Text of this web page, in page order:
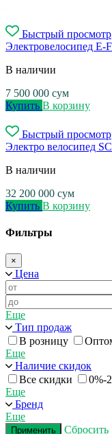
Быстрый просмотр
Электровелосипед E-
В наличии
7 500 000 сум
Купить В корзину
Быстрый просмотр
Электро велосипед
В наличии
32 200 000 сум
Купить В корзину
Фильтры
×
Цена
Еще
Тип продаж
В розницу
Еще
Наличие скидок
Все скидки
0%-
Еще
Бренд
Еще
Применить Сбросить